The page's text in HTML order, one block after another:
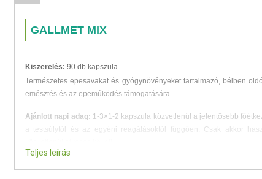
GALLMET MIX
Kiszerelés: 90 db kapszula
Természetes epesavakat és gyógynövényeket tartalmazó, bélben
emésztés és az epeműködés támogatására.
Ajánlott napi adag: 1-3×1-2 kapszula közvetlenül a jelentősebb
a testsúlytól és az egyéni reagálásoktól függően. Csak akkor
Teljes leírás